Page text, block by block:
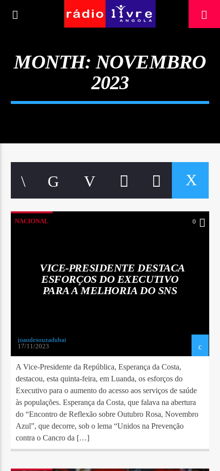
MONTH:NOVEMBRO
2023
NACIONAL 0
VICE-PRESIDENTE DESTACA
ESFORÇOS DO EXECUTIVO
PARA A MELHORIA DO SNS
joaodesouzadubai
17/11/2023
A Vice-Presidente da República, Esperança da Costa,
destacou, esta quinta-feira, em Luanda, os esforços do
Executivo para o aumento do acesso aos serviços de saúde
às populações. Esperança da Costa, que falava na abertura
do “Encontro de Reflexão sobre Outubro Rosa, Novembro
Azul”, que decorre, sob o lema “Unidos na Prevenção
contra o Cancro da […]